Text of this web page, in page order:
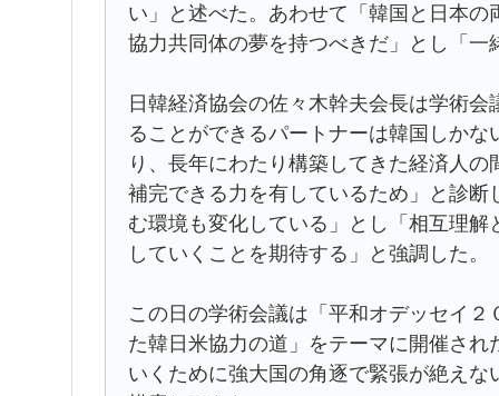
い」と述べた。あわせて「韓国と日本
協力共同体の夢を持つべきだ」とし「
日韓経済協会の佐々木幹夫会長は学術
ることができるパートナーは韓国しか
り、長年にわたり構築してきた経済人
補完できる力を有しているため」と診
む環境も変化している」とし「相互理
していくことを期待する」と強調した。
この日の学術会議は「平和オデッセイ
た韓日米協力の道」をテーマに開催さ
いくために強大国の角逐で緊張が絶え